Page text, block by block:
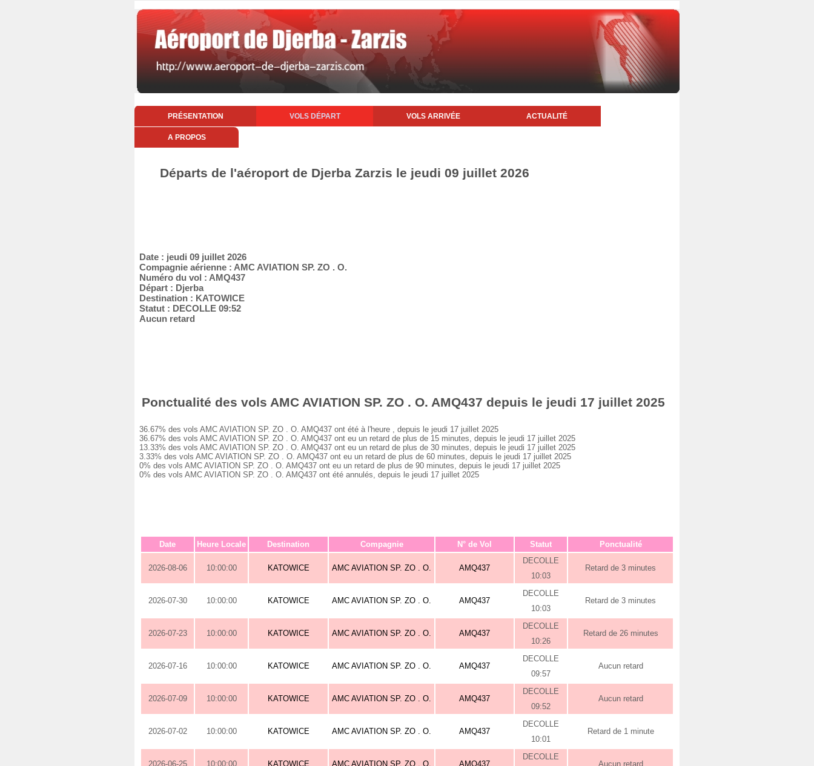
PRÉSENTATION VOLS DÉPART VOLS ARRIVÉE ACTUALITÉ
A PROPOS
Départs de l'aéroport de Djerba Zarzis le jeudi 09 juillet 2026
Date : jeudi 09 juillet 2026
Compagnie aérienne : AMC AVIATION SP. ZO . O.
Numéro du vol : AMQ437
Départ : Djerba
Destination : KATOWICE
Statut : DECOLLE 09:52
Aucun retard
Ponctualité des vols AMC AVIATION SP. ZO . O. AMQ437 depuis le jeudi 17 juillet 2025
36.67% des vols AMC AVIATION SP. ZO . O. AMQ437 ont été à l'heure , depuis le jeudi 17 juillet 2025
36.67% des vols AMC AVIATION SP. ZO . O. AMQ437 ont eu un retard de plus de 15 minutes, depuis le jeudi 17 juillet 2025
13.33% des vols AMC AVIATION SP. ZO . O. AMQ437 ont eu un retard de plus de 30 minutes, depuis le jeudi 17 juillet 2025
3.33% des vols AMC AVIATION SP. ZO . O. AMQ437 ont eu un retard de plus de 60 minutes, depuis le jeudi 17 juillet 2025
0% des vols AMC AVIATION SP. ZO . O. AMQ437 ont eu un retard de plus de 90 minutes, depuis le jeudi 17 juillet 2025
0% des vols AMC AVIATION SP. ZO . O. AMQ437 ont été annulés, depuis le jeudi 17 juillet 2025
Date Heure Locale Destination Compagnie N° de Vol Statut Ponctualité
2026-08-06 10:00:00 KATOWICE AMC AVIATION SP. ZO . O. AMQ437
DECOLLE
10:03
Retard de 3 minutes
2026-07-30 10:00:00 KATOWICE AMC AVIATION SP. ZO . O. AMQ437
DECOLLE
10:03
Retard de 3 minutes
2026-07-23 10:00:00 KATOWICE AMC AVIATION SP. ZO . O. AMQ437
DECOLLE
10:26
Retard de 26 minutes
2026-07-16 10:00:00 KATOWICE AMC AVIATION SP. ZO . O. AMQ437
DECOLLE
09:57
Aucun retard
2026-07-09 10:00:00 KATOWICE AMC AVIATION SP. ZO . O. AMQ437
DECOLLE
09:52
Aucun retard
2026-07-02 10:00:00 KATOWICE AMC AVIATION SP. ZO . O. AMQ437
DECOLLE
10:01
Retard de 1 minute
2026-06-25 10:00:00 KATOWICE AMC AVIATION SP. ZO . O. AMQ437
DECOLLE
Aucun retard